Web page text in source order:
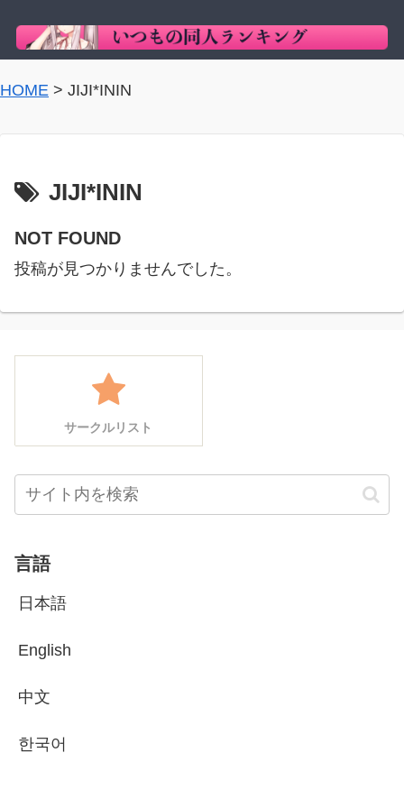
HOME > JIJI*ININ
JIJI*ININ
NOT FOUND
投稿が見つかりませんでした。
サークルリスト
言語
日本語
English
中文
한국어